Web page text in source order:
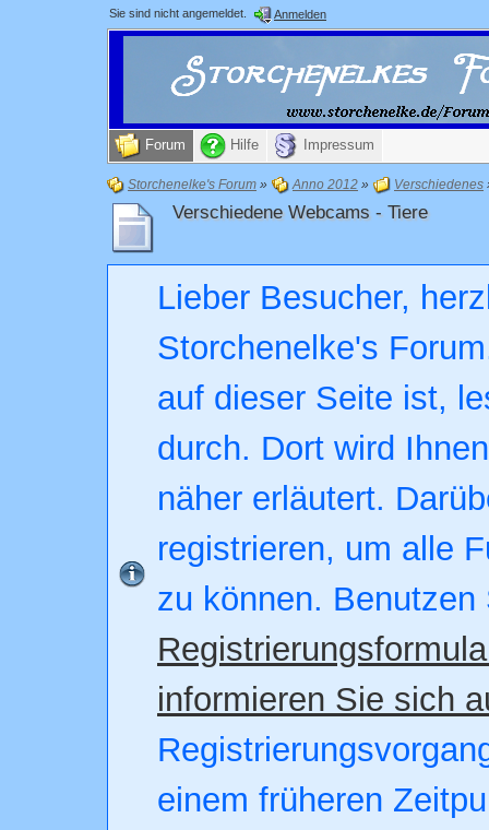
Sie sind nicht angemeldet. Anmelden
Forum Hilfe Impressum
Storchenelke's Forum » Anno 2012 » Verschiedenes
Verschiedene Webcams - Tiere
Lieber Besucher,
Storchenelke's
auf dieser Seite ist,
durch. Dort wird
näher erläutert.
registrieren, um alle
zu können. Benutzen
informieren Sie sich
einem früheren